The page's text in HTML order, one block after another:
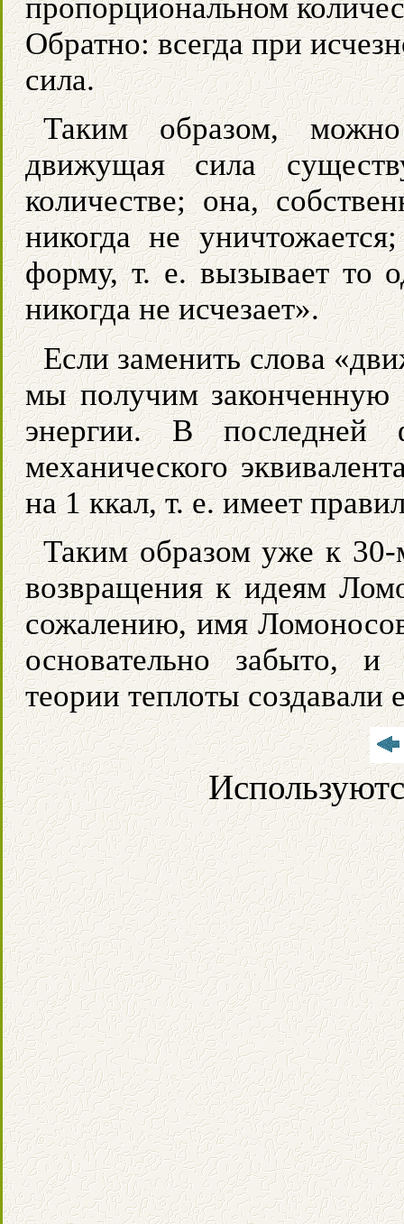
пропорциональном
Обратно: всегда при
сила.
Таким образом,
движущая сила
количестве; она,
никогда не
форму, т. е. вызывает то
никогда не исчезает».
Если заменить слова
мы получим законченную
энергии. В последней
механического
на 1 ккал, т. е. имеет
Таким образом уже к
возвращения к идеям
сожалению, имя
основательно забыто, и
теории теплоты создавали